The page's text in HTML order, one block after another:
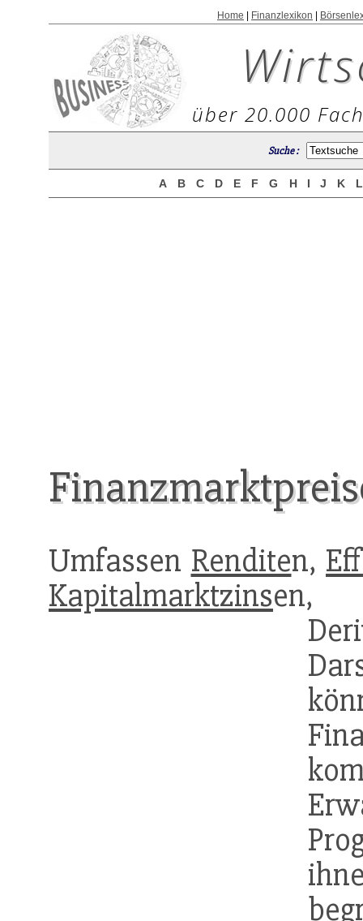
Home Finanzlexikon
über 20.000
Suche :
A B C D E F G H I J K
Umfassen Renditen,
Kapitalmarktzins